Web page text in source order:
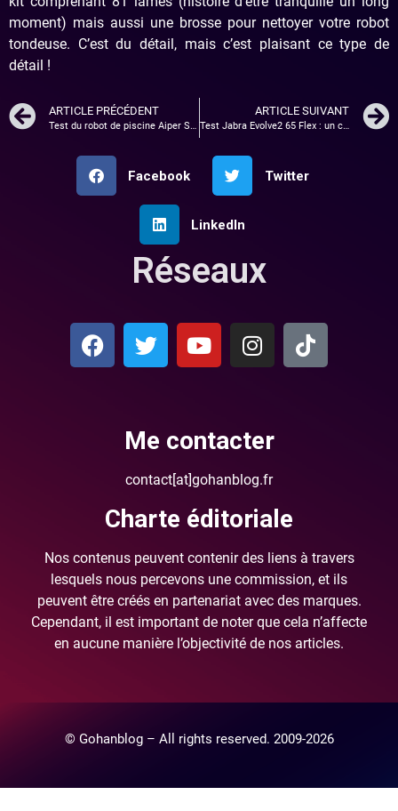
moment) mais aussi une brosse pour nettoyer votre robot
tondeuse. C’est du détail, mais c’est plaisant ce type de
détail !
ARTICLE PRÉCÉDENT
Test du robot de piscine Aiper Scuba X1
ARTICLE SUIVANT
Test Jabra Evolve2 65 Flex : un casque Idéal pour le travail et le plaisir
Facebook Twitter
LinkedIn
Réseaux
Me contacter
contact[at]gohanblog.fr
Charte éditoriale
Nos contenus peuvent contenir des liens à travers
lesquels nous percevons une commission, et ils
peuvent être créés en partenariat avec des marques.
Cependant, il est important de noter que cela n’affecte
en aucune manière l’objectivité de nos articles.
© Gohanblog – All rights reserved. 2009-2026